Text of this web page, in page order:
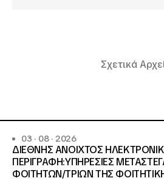
Σχετικά
03 · 08 · 2026
ΔΙΕΘΝΗΣ ΑΝΟΙΧΤΟΣ
ΠΕΡΙΓΡΑΦΗ:ΥΠΗΡΕΣΙΕΣ
ΦΟΙΤΗΤΩΝ/ΤΡΙΩΝ ΤΗΣ